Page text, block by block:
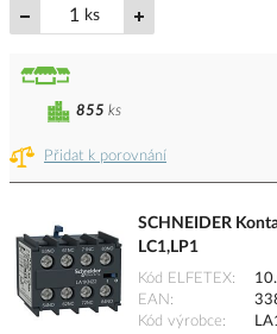
ks
Přidat k porovnání
855 ks
SCHNEIDER
LC1,LP1
Kód ELFETEX
EAN
Kód výrobce